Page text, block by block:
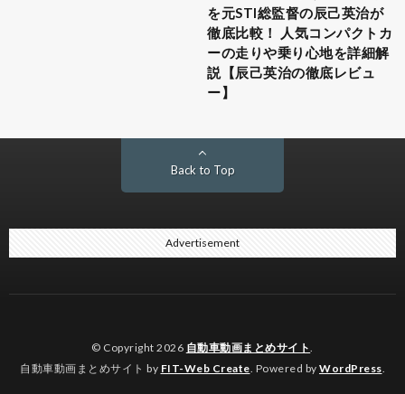
を元STI総監督の辰己英治が
徹底比較！ 人気コンパクトカ
ーの走りや乗り心地を詳細解
説【辰己英治の徹底レビュ
ー】
Back to Top
Advertisement
© Copyright 2026 自動車動画まとめサイト.
自動車動画まとめサイト by FIT-Web Create. Powered by WordPress.